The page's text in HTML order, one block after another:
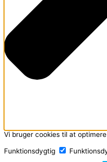
Vi bruger cookies til at
Funktionsdygtig